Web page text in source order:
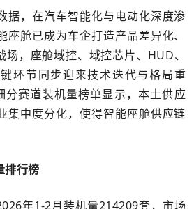
据，在汽车智能化与电动化深度渗
舱已成为车企打造产品差异化、
，座舱域控、域控芯片、HUD、
环节同步迎来技术迭代与格局重
分赛道装机量榜单显示，本土供应
集中度分化，使得智能座舱供应链
排行榜
年1-2月装机量214209套，市场